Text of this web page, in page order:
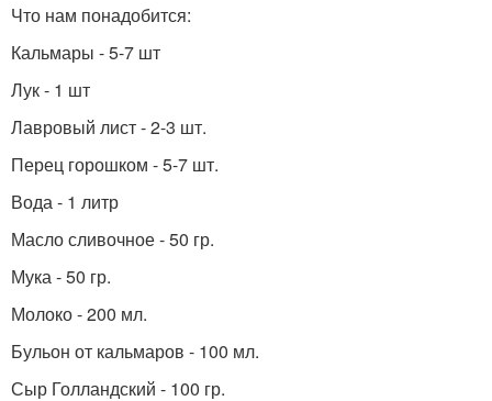
Что нам понадобится:
Кальмары - 5-7 шт
Лук - 1 шт
Лавровый лист - 2-3 шт.
Перец горошком - 5-7 шт.
Вода - 1 литр
Масло сливочное - 50 гр.
Мука - 50 гр.
Молоко - 200 мл.
Бульон от кальмаров - 100 мл.
Сыр Голландский - 100 гр.